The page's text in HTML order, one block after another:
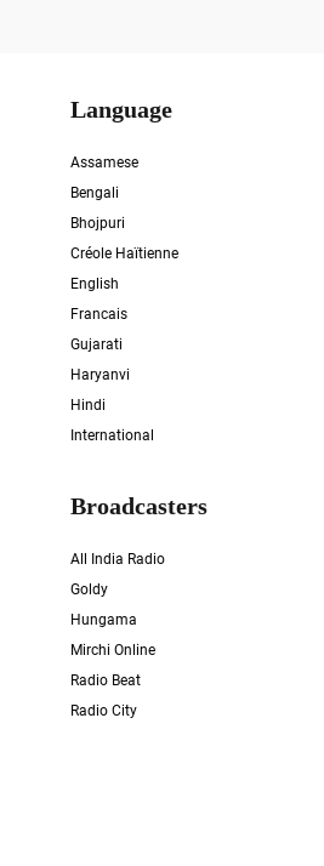
Language
Assamese
Bengali
Bhojpuri
Créole Haïtienne
English
Francais
Gujarati
Haryanvi
Hindi
International
Broadcasters
All India Radio
Goldy
Hungama
Mirchi Online
Radio Beat
Radio City